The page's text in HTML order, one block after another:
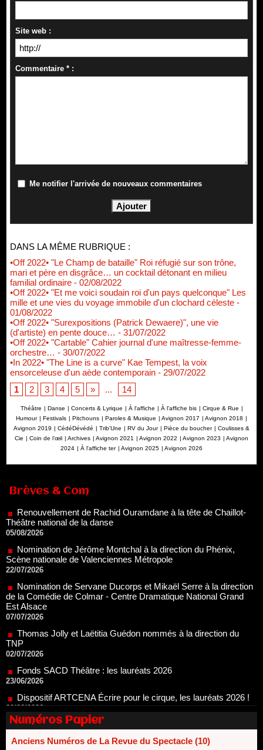
Site web :
Commentaire * :
Me notifier l'arrivée de nouveaux commentaires
DANS LA MÊME RUBRIQUE :
•Off 2022• "Le Champ de bataille" Roi réfugié sur son trône,
mari et père en disgrâce… un cocktail détonant en milieu
familial ordinaire - 02/08/2022
•Off 2022• "Et me voici soudain roi d'un pays quelconque" Les
mille et une vies du voyage immobile d'un clochard céleste -
01/08/2022
•Off 2022• "Surexpositions (Patrick Dewaere)", une vie
(d'artiste) en pente douce… - 31/07/2022
•Off 2022• "Cartable" Cahier journal d'une maîtresse-femme-
orchestre… - 30/07/2022
•In 2022• "The Line is a curve" Kae Tempest, la voix
ensorceleuse d'un aède contemporain - 29/07/2022
1
2 3 4 5 » ... 14
Théâtre | Danse | Concerts & Lyrique | À l'affiche | À l'affiche bis | Cirque & Rue |
Humour | Festivals | Pitchouns | Paroles & Musique | Avignon 2017 | Avignon 2018 |
Avignon 2019 | CédéDévédé | Trib'Une | RV du Jour | Pièce du boucher | Coulisses &
Cie | Coin de l’œil | Archives | Avignon 2021 | Avignon 2022 | Avignon 2023 | Avignon
2024 | À l'affiche ter | Avignon 2025 | Avignon 2026
Brèves & Com
05/08/2026
Nomination de Jérôme Montchal à la direction du Phénix,
Scène nationale de Valenciennes Métropole
22/07/2026
Nomination de Servane Ducorps et Mikaël Serre à la direction
de la Comédie de Colmar - Centre Dramatique National Grand
Est Alsace
Thomas Jolly et Laëtitia Guédon nommés à la direction du
TNP
02/07/2026
Fonds SACD Théâtre : les lauréats 2026
23/06/2026
Dispositif ARTCENA Écrire pour le cirque, les lauréats 2026 !
20/06/2026
Le palmarès des prix SACD 2026
18/06/2026
Les 10 lauréats du Fonds Grandes Formes Théâtre 2026
SACD
13/06/2026
Nomination de Nathalie Garraud et Olivier Saccomano à la
Numéros Papier
Anciens Numéros de La Revue du Spectacle (10)